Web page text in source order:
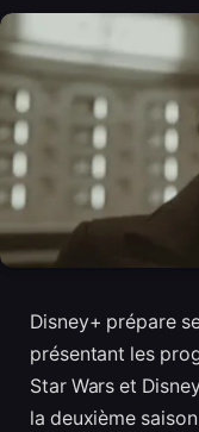
Disney+ prépare
présentant les
Star Wars et
la deuxième